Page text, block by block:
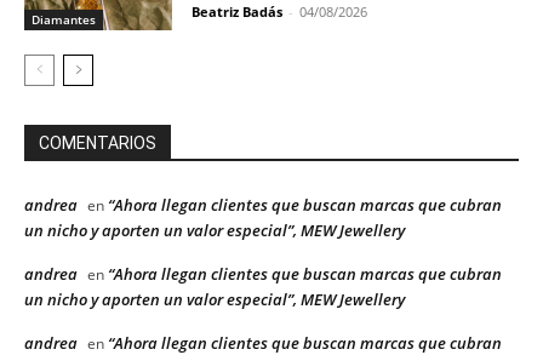
Diamantes Beatriz Badás - 04/08/2026
COMENTARIOS
andrea en “Ahora llegan clientes que buscan marcas que cubran
un nicho y aporten un valor especial”, MEW Jewellery
andrea en “Ahora llegan clientes que buscan marcas que cubran
un nicho y aporten un valor especial”, MEW Jewellery
andrea en “Ahora llegan clientes que buscan marcas que cubran